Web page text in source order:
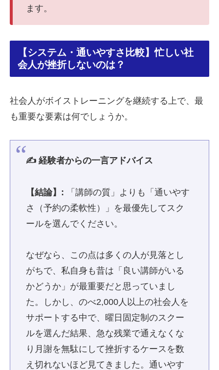
ます。
【システム・通いやすさ比較】忙しい社
会人が挫折しないのは？
社会人がボイストレーニングを継続する上で、最
も重要な要素は何でしょうか。
✍️ 経験者からの一言アドバイス
【結論】: 「講師の質」よりも「通いやす
さ（予約の柔軟性）」を最優先してスク
ールを選んでください。
なぜなら、この点は多くの人が見落とし
がちで、私自身も昔は「良い講師がいる
かどうか」が最重要だと思っていまし
た。しかし、のべ2,000人以上の社会人を
サポートする中で、曜日固定制のスクー
ルを選んだ結果、急な残業で通えなくな
り月謝を無駄にして挫折するケースを数
え切れないほど見てきました。通いやす